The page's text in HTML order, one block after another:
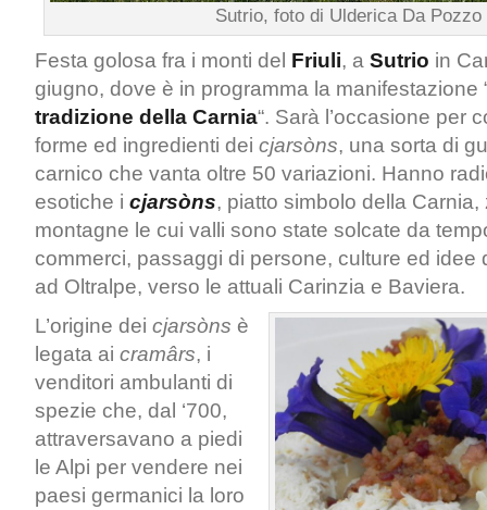
Sutrio, foto di Ulderica Da Pozzo
Festa golosa fra i monti del Friuli, a Sutrio in
giugno, dove è in programma la manifestazione
tradizione della Carnia“. Sarà l’occasione per
forme ed ingredienti dei cjarsòns, una sorta di
carnico che vanta oltre 50 variazioni. Hanno
esotiche i cjarsòns, piatto simbolo della Carnia,
montagne le cui valli sono state solcate da
commerci, passaggi di persone, culture ed idee
ad Oltralpe, verso le attuali Carinzia e Baviera.
L’origine dei cjarsòns è
legata ai cramârs, i
venditori ambulanti di
spezie che, dal ‘700,
attraversavano a piedi
le Alpi per vendere nei
paesi germanici la loro